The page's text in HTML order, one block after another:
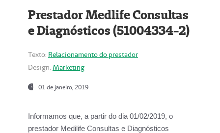
Prestador Medlife Consultas
e Diagnósticos (51004334-2)
Texto: Relacionamento do prestador
Design: Marketing
01 de janeiro, 2019
Informamos que, a partir do dia 01/02/2019, o
prestador Medilife Consultas e Diagnósticos